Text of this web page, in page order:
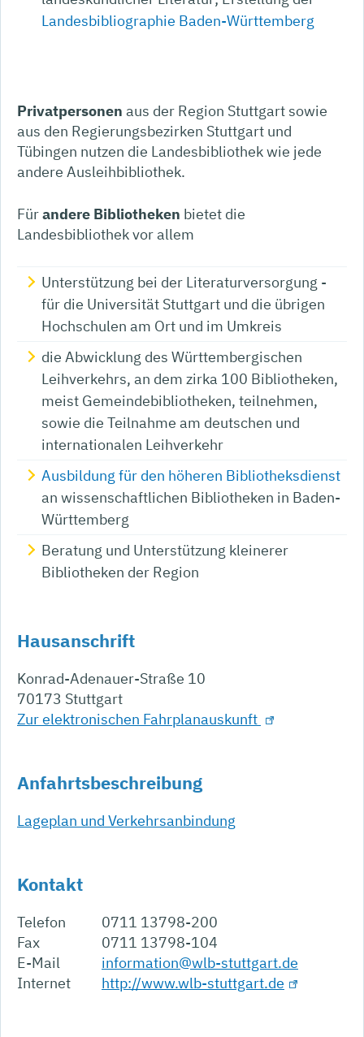
Landesbibliographie Baden-Württemberg
Privatpersonen aus der Region Stuttgart sowie
aus den Regierungsbezirken Stuttgart und
Tübingen nutzen die Landesbibliothek wie jede
andere Ausleihbibliothek.
Fürandere Bibliotheken bietet die
Landesbibliothek vor allem
Unterstützung bei der Literaturversorgung -
für die Universität Stuttgart und die übrigen
Hochschulen am Ort und im Umkreis
die Abwicklung des Württembergischen
Leihverkehrs, an dem zirka 100 Bibliotheken,
meist Gemeindebibliotheken, teilnehmen,
sowie die Teilnahme am deutschen und
internationalen Leihverkehr
Ausbildung für den höheren Bibliotheksdienst
an wissenschaftlichen Bibliotheken in Baden-
Württemberg
Beratung und Unterstützung kleinerer
Bibliotheken der Region
Hausanschrift
Konrad-Adenauer-Straße 10
70173 Stuttgart
Zur elektronischen Fahrplanauskunft
Anfahrtsbeschreibung
Lageplan und Verkehrsanbindung
Kontakt
Telefon
0711 13798-200
Fax
0711 13798-104
E-Mail
information@wlb-stuttgart.de
Internet
http://www.wlb-stuttgart.de